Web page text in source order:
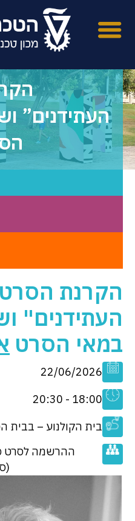
העתידנים”
הקרנת
העתידנים"
במאי הסרט
22/06/2026
18:00 - 20:30
בית הקולנוע – בבית
ההרשמה לסרט